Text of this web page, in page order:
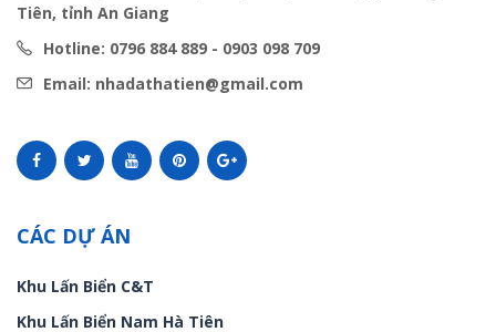
Tiên, tỉnh An Giang
Hotline: 0796 884 889 - 0903 098 709
Email: nhadathatien@gmail.com
CÁC DỰ ÁN
Khu Lấn Biển C&T
Khu Lấn Biển Nam Hà Tiên